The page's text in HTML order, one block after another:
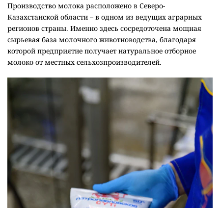
Производство молока расположено в Северо-
Казахстанской области – в одном из ведущих аграрных
регионов страны. Именно здесь сосредоточена мощная
сырьевая база молочного животноводства, благодаря
которой предприятие получает натуральное отборное
молоко от местных сельхозпроизводителей.